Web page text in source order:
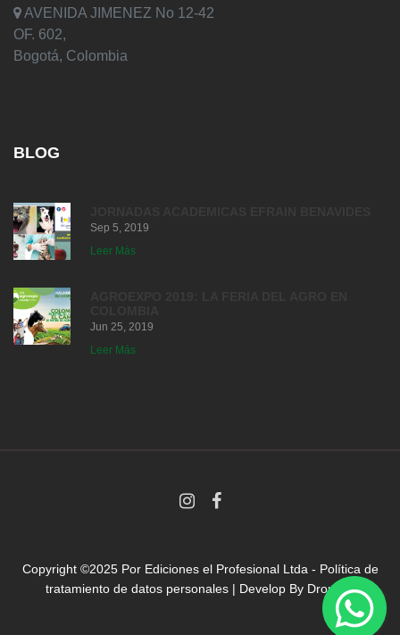
AVENIDA JIMENEZ No 12-42
OF. 602,
Bogotá, Colombia
BLOG
Sep 5, 2019
Leer Más
Jun 25, 2019
Leer Más
Copyright ©2025 Por Ediciones el Profesional Ltda - Política de
tratamiento de datos personales | Develop By Droni.co